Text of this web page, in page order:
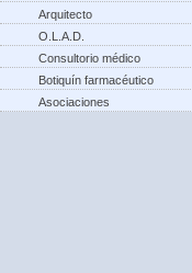
Arquitecto
O.L.A.D.
Consultorio médico
Botiquín farmacéutico
Asociaciones